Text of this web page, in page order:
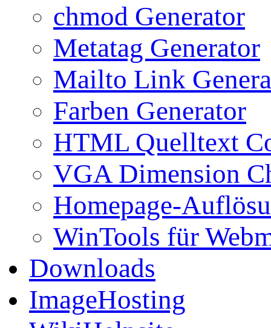
chmod Generator
Metatag Generator
Mailto Link
Farben Generator
HTML Quelltext
VGA Dimension
Homepage-
WinTools für
Downloads
ImageHosting